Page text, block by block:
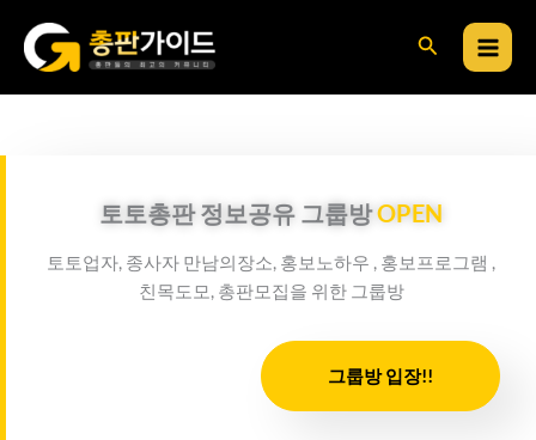
너
검
토토총판 정보공유 그룹방OPEN
토토업자, 종사자 만남의장소, 홍보노하우 , 홍보프로그램 ,
친목도모, 총판모집을 위한 그룹방
그룹방 입장!!